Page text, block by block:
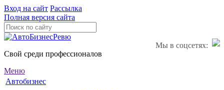
Вход на сайт Рассылка
Полная версия сайта
Мы в соцсетях:
Свой среди профессионалов
Меню
Автобизнес